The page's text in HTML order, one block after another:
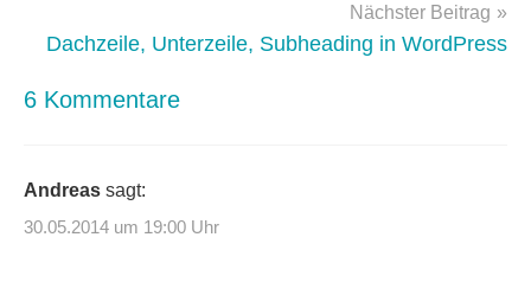
Nächster Beitrag
Dachzeile, Unterzeile, Subheading in WordPress
6 Kommentare
Andreas sagt:
30.05.2014 um 19:00 Uhr